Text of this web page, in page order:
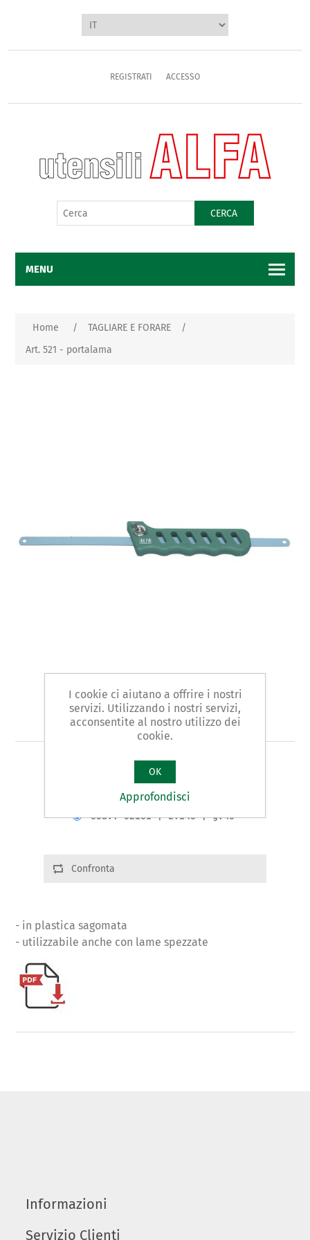
REGISTRATI ACCESSO
CERCA
MENU
Home / TAGLIARE E FORARE
/
Art. 521 - portalama
Art. 521 - portalama
TIPO PORTALAMA
Varianti del prodotto
Cod.: 52101 | L:145 | g.45
Confronta
- in plastica sagomata
- utilizzabile anche con lame spezzate
Informazioni
Servizio Clienti
I cookie ci aiutano a offrire i nostri
servizi. Utilizzando i nostri servizi,
acconsentite al nostro utilizzo dei
cookie.
OK
Approfondisci